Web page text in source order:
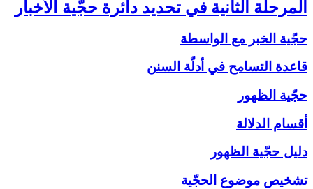
المرحلة الثانية في تحديد دائرة حجّية الأخبار
حجّية الخبر مع الواسطة
قاعدة التسامح في أدلّة السنن
حجّية الظهور
أقسام الدلالة
دليل حجّية الظهور
تشخيص موضوع الحجّية